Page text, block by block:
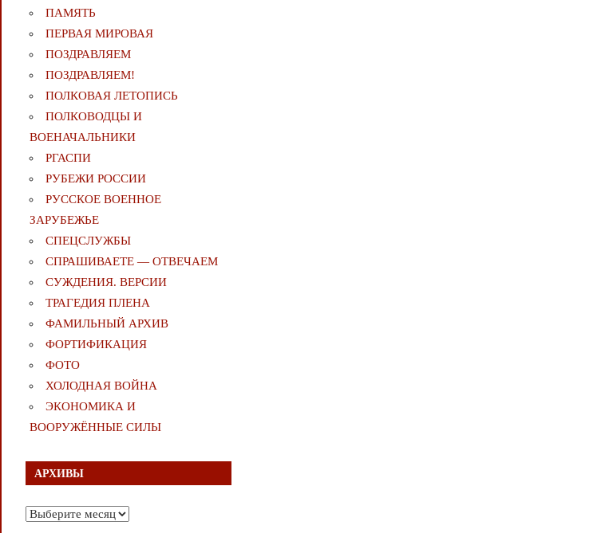
ПАМЯТЬ
ПЕРВАЯ МИРОВАЯ
ПОЗДРАВЛЯЕМ
ПОЗДРАВЛЯЕМ!
ПОЛКОВАЯ ЛЕТОПИСЬ
ПОЛКОВОДЦЫ И
ВОЕНАЧАЛЬНИКИ
РГАСПИ
РУБЕЖИ РОССИИ
РУССКОЕ ВОЕННОЕ
ЗАРУБЕЖЬЕ
СПЕЦСЛУЖБЫ
СПРАШИВАЕТЕ — ОТВЕЧАЕМ
СУЖДЕНИЯ. ВЕРСИИ
ТРАГЕДИЯ ПЛЕНА
ФАМИЛЬНЫЙ АРХИВ
ФОРТИФИКАЦИЯ
ФОТО
ХОЛОДНАЯ ВОЙНА
ЭКОНОМИКА И
ВООРУЖЁННЫЕ СИЛЫ
АРХИВЫ
Архивы